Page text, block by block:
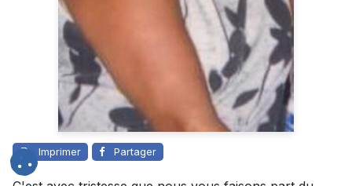
Imprimer Partager